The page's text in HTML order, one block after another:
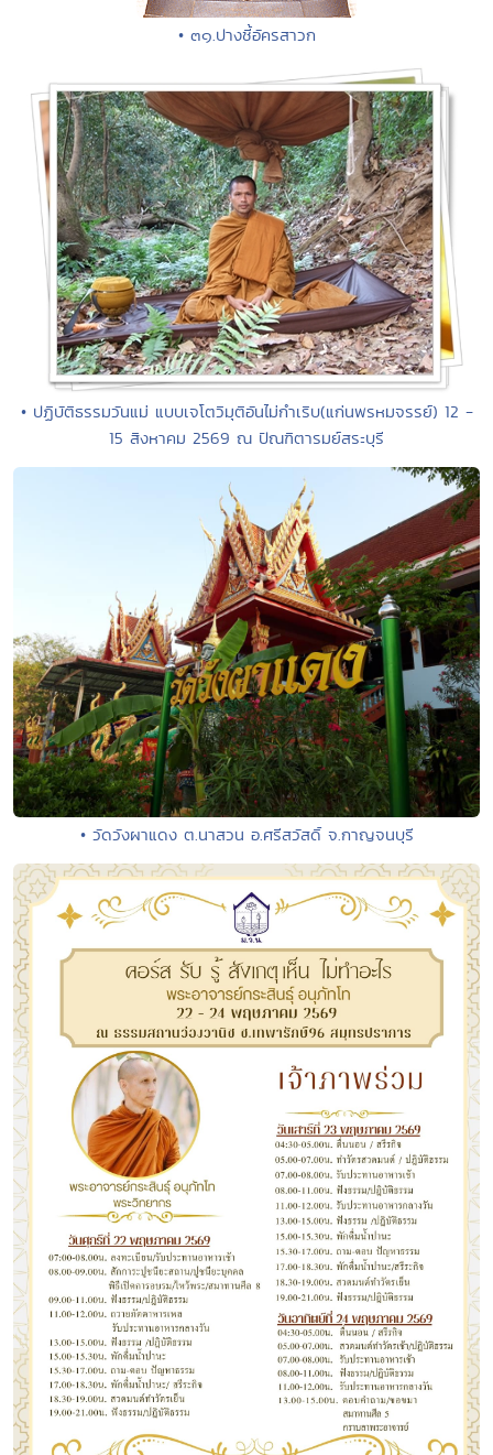
• ๓๑.ปางชี้อัครสาวก
• ปฏิบัติธรรมวันแม่ แบบเจโตวิมุติอันไม่กำเริบ(แก่นพรหมจรรย์) 12 -
15 สิงหาคม 2569 ณ ปัณฑิตารมย์สระบุรี
• วัดวังผาแดง ต.นาสวน อ.ศรีสวัสดิ์ จ.กาญจนบุรี